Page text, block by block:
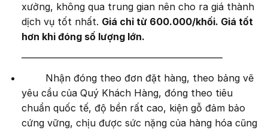
xưởng, không qua trung gian nên cho ra giá thành
dịch vụ tốt nhất. Giá chỉ từ 600.000/khối. Giá tốt
hơn khi đóng số lượng lớn.
—————————————————————
Nhận đóng theo đơn đặt hàng, theo bảng vẽ
yêu cầu của Quý Khách Hàng, đóng theo tiêu
chuẩn quốc tế, độ bền rất cao, kiện gỗ đảm bảo
cứng vững, chịu được sức nặng của hàng hóa cũng